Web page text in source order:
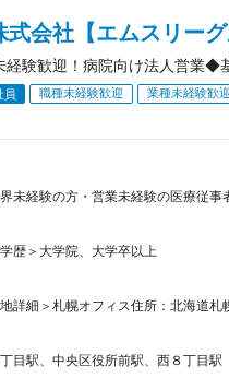
式会社【エムスリー
経験歓迎！病院向け法人営業
員 職種未経験歓迎 業種未経験歓迎
経験の方・営業未経験の医療従事
歴＞大学院、大学卒以上
詳細＞札幌オフィス住所：北海道
目駅、中央区役所前駅、西８丁目駅